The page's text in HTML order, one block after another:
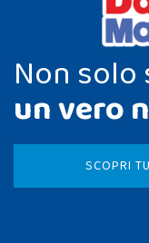
Non
un vero
SCOPRI